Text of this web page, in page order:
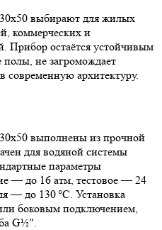
выбирают для жилых
коммерческих и
Прибор остаётся устойчивым
полы, не загромождает
современную архитектуру.
выполнены из прочной
для водяной системы
параметры
— до 16 атм, тестовое — 24
— до 130 °C. Установка
боковым подключением,
G½".